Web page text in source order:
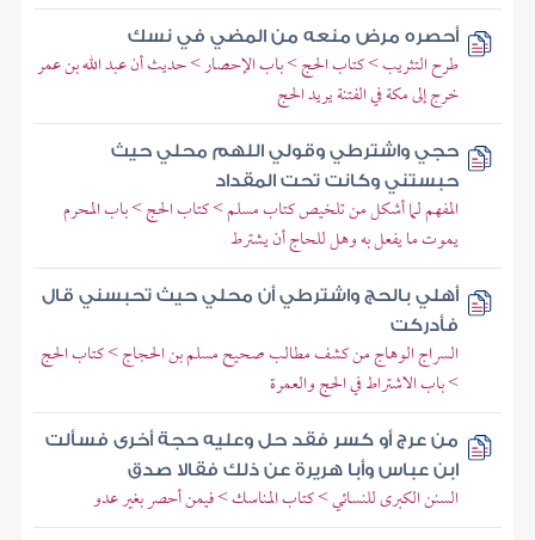
أحصره مرض منعه من المضي في نسك
طرح التثريب > كتاب الحج > باب الإحصار > حديث أن عبد الله بن عمر
خرج إلى مكة في الفتنة يريد الحج
حجي واشترطي وقولي اللهم محلي حيث
حبستني وكانت تحت المقداد
المفهم لما أشكل من تلخيص كتاب مسلم > كتاب الحج > باب المحرم
يموت ما يفعل به وهل للحاج أن يشترط
أهلي بالحج واشترطي أن محلي حيث تحبسني قال
فأدركت
السراج الوهاج من كشف مطالب صحيح مسلم بن الحجاج > كتاب الحج
> باب الاشتراط في الحج والعمرة
من عرج أو كسر فقد حل وعليه حجة أخرى فسألت
ابن عباس وأبا هريرة عن ذلك فقالا صدق
السنن الكبرى للنسائي > كتاب المناسك > فيمن أحصر بغير عدو